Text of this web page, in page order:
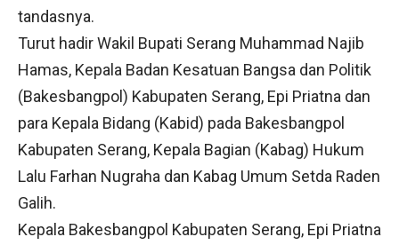
tandasnya.
Turut hadir Wakil Bupati Serang Muhammad Najib
Hamas, Kepala Badan Kesatuan Bangsa dan Politik
(Bakesbangpol) Kabupaten Serang, Epi Priatna dan
para Kepala Bidang (Kabid) pada Bakesbangpol
Kabupaten Serang, Kepala Bagian (Kabag) Hukum
Lalu Farhan Nugraha dan Kabag Umum Setda Raden
Galih.
Kepala Bakesbangpol Kabupaten Serang, Epi Priatna